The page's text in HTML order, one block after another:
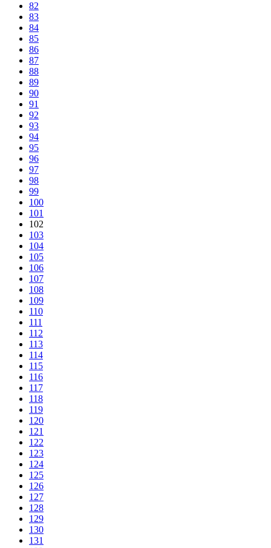
82
83
84
85
86
87
88
89
90
91
92
93
94
95
96
97
98
99
100
101
102
103
104
105
106
107
108
109
110
111
112
113
114
115
116
117
118
119
120
121
122
123
124
125
126
127
128
129
130
131